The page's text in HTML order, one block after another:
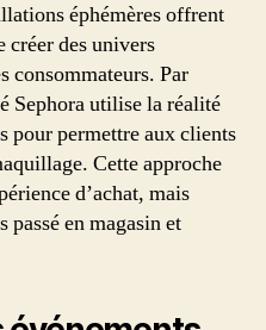
éphémères offrent
créer des univers
consommateurs. Par
Sephora utilise la réalité
pour permettre aux clients
Cette approche
d’achat, mais
passé en magasin et